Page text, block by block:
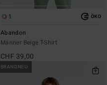
1 ÖKO
Abandon
Männer Beige T-Shirt
CHF 39,00
BRANDNEU